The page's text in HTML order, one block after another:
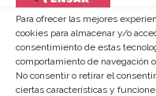
Para ofrecer las mejores
cookies para almacenar y/o
consentimiento de estas
comportamiento de navegación
No consentir o retirar el
ciertas características y
Quizás te